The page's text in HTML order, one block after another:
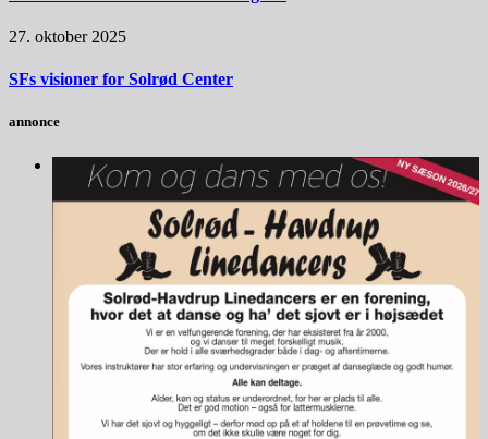
27. oktober 2025
SFs visioner for Solrød Center
annonce